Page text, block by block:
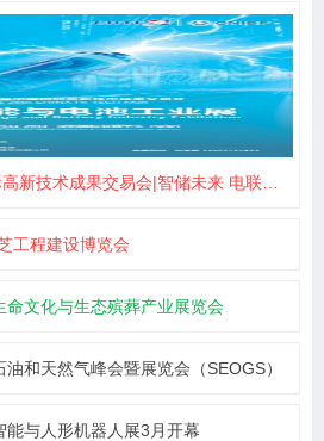
技术成果交易会|智储未来 电联高交
工程建设博览会
命文化与生态殡葬产业展览会
和天然气峰会暨展览会（SEOGS）
能与人形机器人展3月开幕